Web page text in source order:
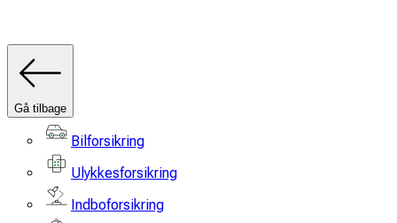
Gå tilbage
Bilforsikring
Ulykkesforsikring
Indboforsikring